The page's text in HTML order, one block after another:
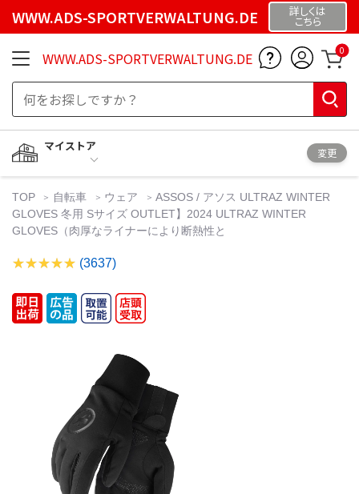
WWW.ADS-SPORTVERWALTUNG.DE 詳しくは
こちら
WWW.ADS-SPORTVERWALTUNG.DE 0
マイストア
変更
TOP 自転車 ウェア
ASSOS / アソス ULTRAZ WINTER
GLOVES 冬用 Sサイズ OUTLET】2024 ULTRAZ WINTER
GLOVES（肉厚なライナーにより断熱性と
(3637)